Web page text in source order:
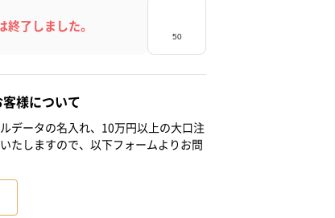
了しました。
様について
データの名入れ、10万円以上の大口注
たしますので、以下フォームよりお問